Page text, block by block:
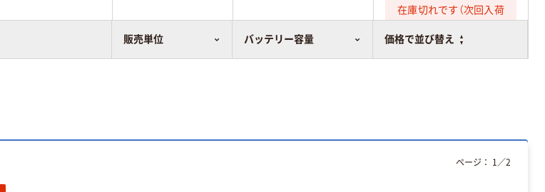
販売単位 バッテリー容量 価格で並び替え
在庫切れです（次回入荷
ページ： 1 ／2